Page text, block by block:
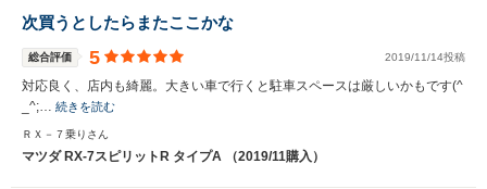
次買うとしたらまたここかな
総合評価 5 2019/11/14投稿
対応良く、店内も綺麗。大きい車で行くと駐車スペースは厳しいかもです(^
_^;… 続きを読む
ＲＸ－７乗りさん
マツダ RX-7スピリットR タイプA （2019/11購入）